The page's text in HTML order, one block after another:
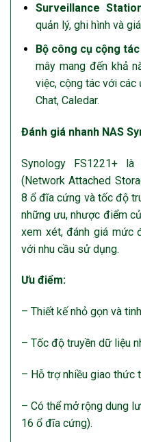
Surveillance
quản lý, ghi hình và
Bộ công cụ cộng
mây mang đến khả
việc, cộng tác với
Chat, Caledar.
Đánh giá nhanh NAS
Synology FS1221+
(Network Attached
8 ổ đĩa cứng và tốc độ
những ưu, nhược điểm
xem xét, đánh giá mức
với nhu cầu sử dụng.
Ưu điểm:
– Thiết kế nhỏ gọn và
– Tốc độ truyền dữ liệu
– Hỗ trợ nhiều giao thức
– Có thể mở rộng dung
16 ổ đĩa cứng).